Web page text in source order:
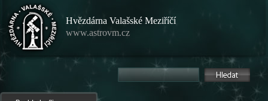
Hvězdárna Valašské Meziříčí
www.astrovm.cz